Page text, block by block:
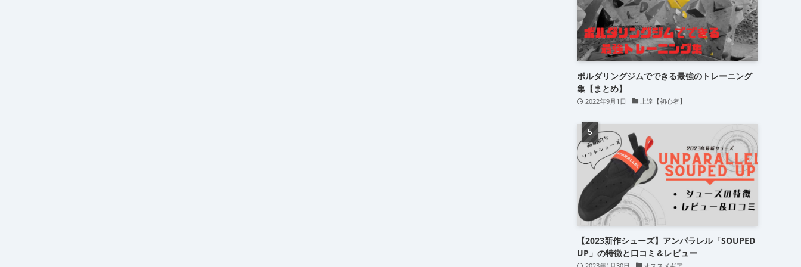
ボルダリングジムでできる最強のトレーニング
集【まとめ】
2022年9月1日 上達【初心者】
【2023新作シューズ】アンパラレル「SOUPED
UP」の特徴と口コミ＆レビュー